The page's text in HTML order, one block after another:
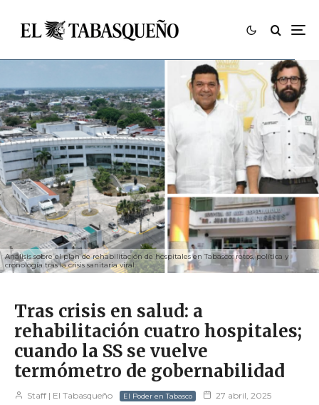
Análisis sobre el plan de rehabilitación de hospitales en Tabasco: retos, política y
cronología tras la crisis sanitaria viral.
Tras crisis en salud: a
rehabilitación cuatro hospitales;
cuando la SS se vuelve
termómetro de gobernabilidad
Staff | El Tabasqueño El Poder en Tabasco 27 abril, 2025